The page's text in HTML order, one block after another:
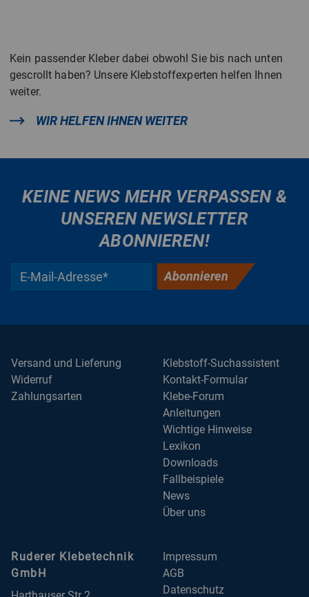
Kein passender Kleber dabei obwohl Sie bis nach unten
gescrollt haben? Unsere Klebstoffexperten helfen Ihnen
weiter.
WIR HELFEN IHNEN WEITER
KEINE NEWS MEHR VERPASSEN &
UNSEREN NEWSLETTER
ABONNIEREN!
Abonnieren
Klebstoff-Suchassistent
Kontakt-Formular
Klebe-Forum
Anleitungen
Wichtige Hinweise
Lexikon
Downloads
Fallbeispiele
News
Über uns
Versand und Lieferung
Widerruf
Zahlungsarten
Ruderer Klebetechnik
GmbH
Impressum
AGB
Datenschutz